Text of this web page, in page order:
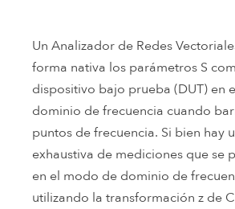
Un Analizador de Redes
forma nativa los parámetros S
dispositivo bajo prueba (DUT) en
dominio de frecuencia cuando
puntos de frecuencia. Si bien hay
exhaustiva de mediciones que se
en el modo de dominio de
utilizando la transformación z de